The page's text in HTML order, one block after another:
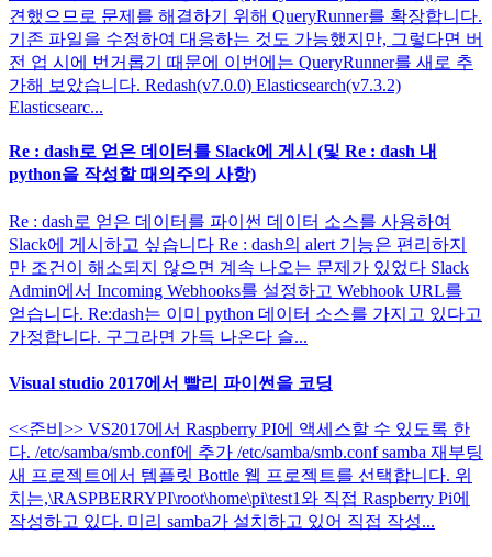
견했으므로 문제를 해결하기 위해 QueryRunner를 확장합니다.
기존 파일을 수정하여 대응하는 것도 가능했지만, 그렇다면 버
전 업 시에 번거롭기 때문에 이번에는 QueryRunner를 새로 추
가해 보았습니다. Redash(v7.0.0) Elasticsearch(v7.3.2)
Elasticsearc...
Re : dash로 얻은 데이터를 Slack에 게시 (및 Re : dash 내
python을 작성할 때의주의 사항)
Re : dash로 얻은 데이터를 파이썬 데이터 소스를 사용하여
Slack에 게시하고 싶습니다 Re : dash의 alert 기능은 편리하지
만 조건이 해소되지 않으면 계속 나오는 문제가 있었다 Slack
Admin에서 Incoming Webhooks를 설정하고 Webhook URL를
얻습니다. Re:dash는 이미 python 데이터 소스를 가지고 있다고
가정합니다. 구그라면 가득 나온다 슬...
Visual studio 2017에서 빨리 파이썬을 코딩
<<준비>> VS2017에서 Raspberry PI에 액세스할 수 있도록 한
다. /etc/samba/smb.conf에 추가 /etc/samba/smb.conf samba 재부팅
새 프로젝트에서 템플릿 Bottle 웹 프로젝트를 선택합니다. 위
치는,\RASPBERRYPI\root\home\pi\test1와 직접 Raspberry Pi에
작성하고 있다. 미리 samba가 설치하고 있어 직접 작성...